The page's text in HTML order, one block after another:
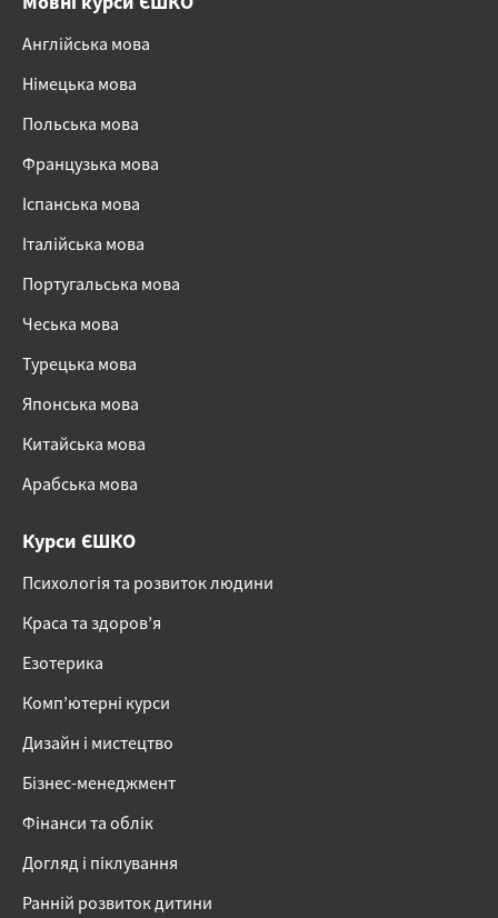
Англійська мова
Німецька мова
Польська мова
Французька мова
Іспанська мова
Італійська мова
Португальська мова
Чеська мова
Турецька мова
Японська мова
Китайська мова
Арабська мова
Курси ЄШКО
Психологія та розвиток людини
Краса та здоров’я
Езотерика
Комп’ютерні курси
Дизайн і мистецтво
Бізнес-менеджмент
Фінанси та облік
Догляд і піклування
Ранній розвиток дитини